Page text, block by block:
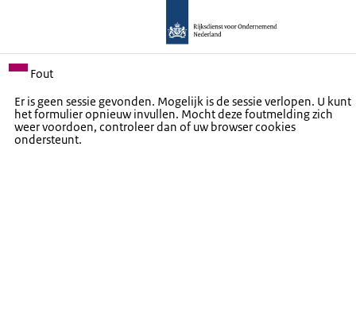
Fout
Er is geen sessie gevonden. Mogelijk is de sessie verlopen. U kunt
het formulier opnieuw invullen. Mocht deze foutmelding zich
weer voordoen, controleer dan of uw browser cookies
ondersteunt.